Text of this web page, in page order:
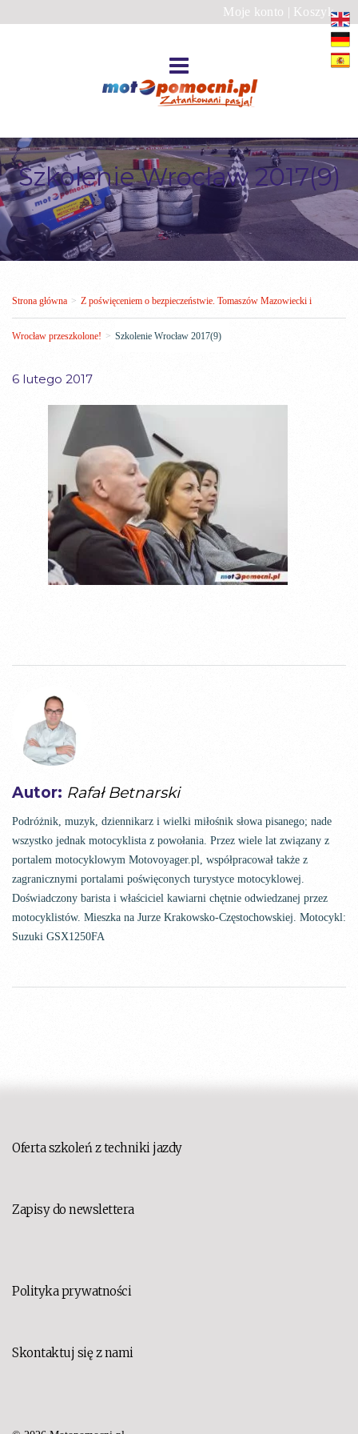
Moje konto | Koszyk
Szkolenie Wrocław 2017(9)
Strona główna > Z poświęceniem o bezpieczeństwie. Tomaszów Mazowiecki i
Wrocław przeszkolone! > Szkolenie Wrocław 2017(9)
6 lutego 2017
Autor: Rafał Betnarski
Podróżnik, muzyk, dziennikarz i wielki miłośnik słowa pisanego; nade
wszystko jednak motocyklista z powołania. Przez wiele lat związany z
portalem motocyklowym Motovoyager.pl, współpracował także z
zagranicznymi portalami poświęconych turystyce motocyklowej.
Doświadczony barista i właściciel kawiarni chętnie odwiedzanej przez
motocyklistów. Mieszka na Jurze Krakowsko-Częstochowskiej. Motocykl:
Suzuki GSX1250FA
Oferta szkoleń z techniki jazdy
Zapisy do newslettera
Polityka prywatności
Skontaktuj się z nami